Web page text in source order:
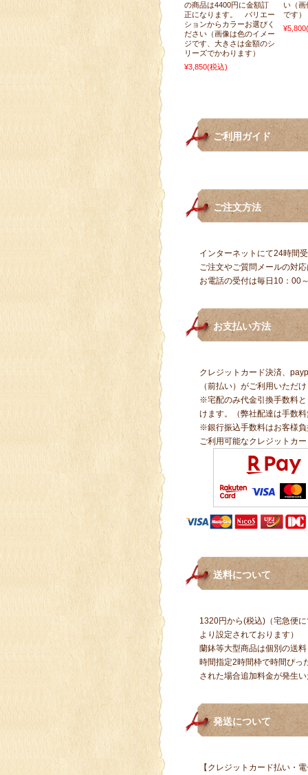
の商品は4400円に金額訂
正になります。 バリエー
ションからカラーお選びく
ださい（画像は色のイメー
ジです、大きさは金額のシ
リーズでかわります）
¥3,850(税込)
い（画
です）
¥5,800
ご利用ガイド
ご注文方法
インターネットにて24時間
ご注文やご質問メールの対
お電話の受付は毎日10：00
お支払い方法
クレジットカード決済、
（前払い）がご利用いただ
※宅配のみ代金引換手数料
けます。（弊社配達は手数
※銀行振込手数料はお客様
ご利用可能なクレジットカ
送料について
1320円から(税込)（宅急便
より設定されております）
蘭鉢等大型商品は個別の送
時間指定2時間枠で時間ぴっ
された場合追加料金が発生
発送について
【クレジットカード払い・